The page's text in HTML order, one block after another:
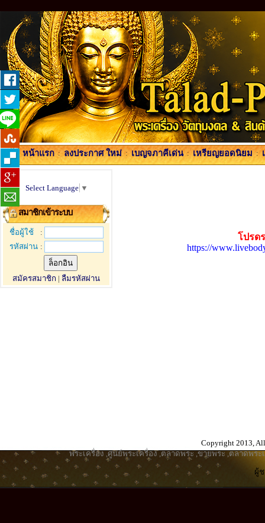
หน้าแรก : ลงประกาศ ใหม่ : เบญจภาคีเด่น : เหรียญยอดนิยม :
Select Language ▼
สมาชิกเข้าระบบ
ชื่อผู้ใช้
:
รหัสผ่าน :
สมัครสมาชิก | ลืมรหัสผ่าน
โปรด
https://
Copyright 2013,
พระเครื่อง ,ศูนย์พระเครื่อง,ตลาดพระ ,ขายพระ ,ตลาดพระ
ผู้